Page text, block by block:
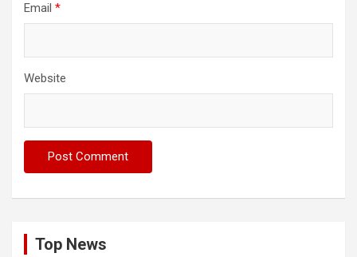
Email *
Website
Top News